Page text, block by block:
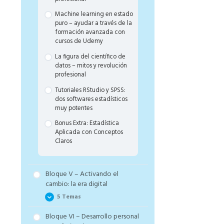
Machine learning en estado
puro – ayudar a través de la
formación avanzada con
cursos de Udemy
La figura del científico de
datos – mitos y revolución
profesional
Tutoriales RStudio y SPSS:
dos softwares estadísticos
muy potentes​
Bonus Extra: Estadística
Aplicada con Conceptos
Claros
​Bloque V – Activando el
cambio: la era digital
5 Temas
Cómo aportar valor gracias
Bloque VI – Desarrollo personal